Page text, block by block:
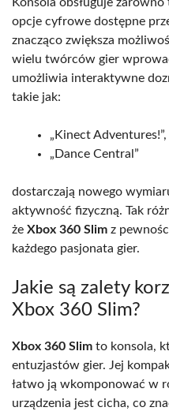
opcje cyfrowe dostępne
znacząco zwiększa
wielu twórców gier
umożliwia interaktywne
takie jak:
„Kinect Adventures!”,
„Dance Central”
dostarczają nowego
aktywność fizyczną. Tak
że Xbox 360 Slim z
każdego pasjonata gier.
Jakie są zalety
Xbox 360 Slim?
Xbox 360 Slim to konsola,
entuzjastów gier. Jej
łatwo ją wkomponować w
urządzenia jest cicha, co